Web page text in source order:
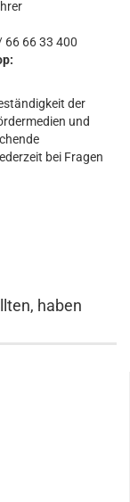
66 66 33 400
der
und
bei Fragen
haben